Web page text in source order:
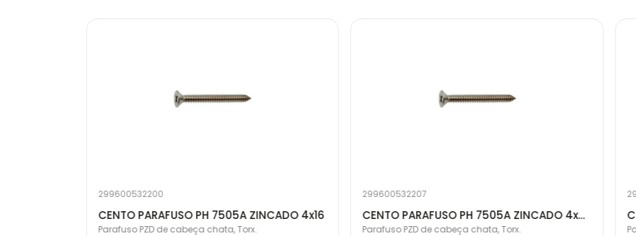
299600532200
CENTO PARAFUSO PH 7505A ZINCADO 4x16
Parafuso PZD de cabeça chata, Torx.
299600532207
CENTO PARAFUSO PH 7505A ZINCADO 4x50
Parafuso PZD de cabeça chata, Torx.